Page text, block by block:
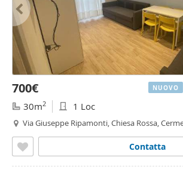
700€
30m2 1 Loc
Via Giuseppe Ripamonti, Chiesa Rossa,
Contatta
NUOVO